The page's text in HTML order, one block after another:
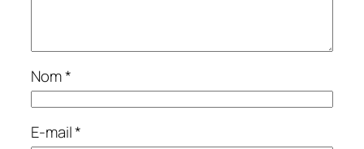
Nom*
E-mail*